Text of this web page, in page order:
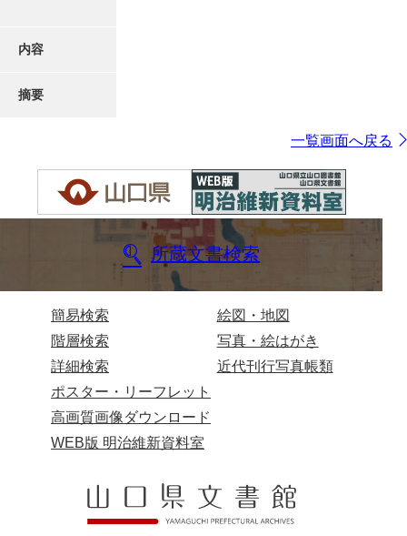
内容
摘要
一覧画面へ戻る
所蔵文書検索
簡易検索
階層検索
詳細検索
絵図・地図
写真・絵はがき
近代刊行写真帳類
ポスター・リーフレット
高画質画像ダウンロード
WEB版 明治維新資料室